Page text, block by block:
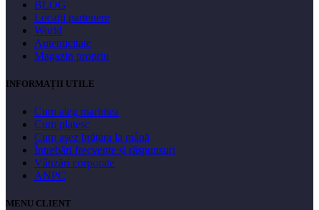
BLOG
Locații partenere
World
Autenticitate
Magazin propriu
INFORMAȚII UTILE
Cum aleg marimea
Cum platesc
Cum așez brățara la mână
Întrebări frecvente și răspunsuri
Vânzări corporate
ANPC
MENU CLIENT